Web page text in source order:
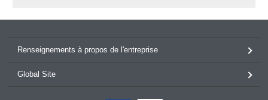
Renseignements à propos de l'entreprise
Global Site